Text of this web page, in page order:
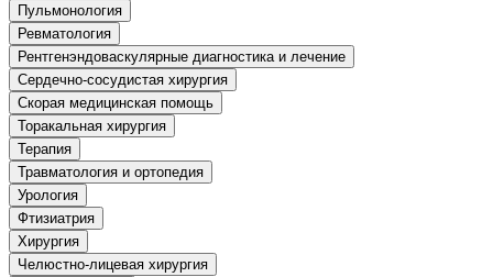
Управление административно-
хозяйственной деятельностью
Техника-технологии
Прикладная геология, горное дело,
нефтегазовое дело и геодезия
Техника и технологии наземного
транспорта
Пульмонология
Ревматология
Рентгенэндоваскулярные диагностика и лечение
Сердечно-сосудистая хирургия
Скорая медицинская помощь
Торакальная хирургия
Терапия
Травматология и ортопедия
Урология
Фтизиатрия
Хирургия
Челюстно-лицевая хирургия